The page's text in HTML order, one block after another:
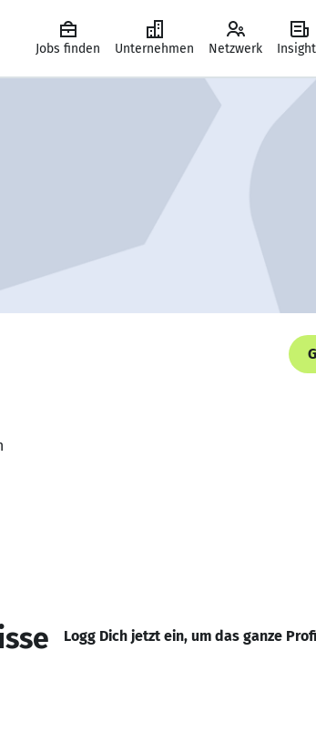
Jobs finden Unternehmen Netzwerk
Logg Dich jetzt ein, um das ganze